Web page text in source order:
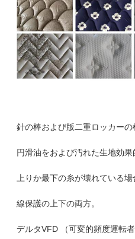
針の棒および版二重ロッカーの
円滑油をおよび汚れた生地効果
上りか最下の糸が壊れている
線保護の上下の両方。
デルタVFD （可変的頻度運転